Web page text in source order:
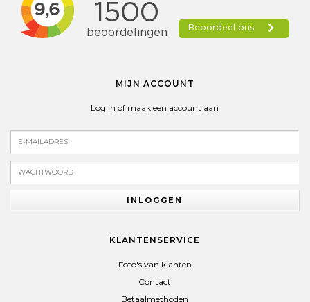
MIJN ACCOUNT
Log in of maak een account aan
INLOGGEN
KLANTENSERVICE
Foto's van klanten
Contact
Betaalmethoden